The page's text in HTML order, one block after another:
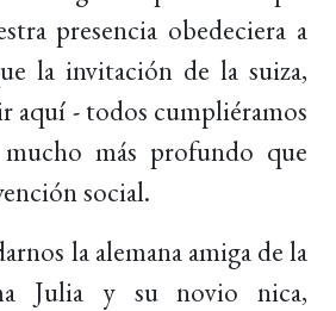
presencia obedeciera a
la invitación de la suiza,
aquí - todos cumpliéramos
más profundo que
social.
la alemana amiga de la
Julia y su novio nica,